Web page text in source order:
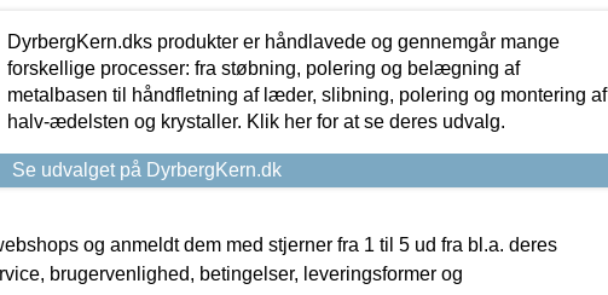
DyrbergKern.dks produkter er håndlavede og gennemgår mange
forskellige processer: fra støbning, polering og belægning af
metalbasen til håndfletning af læder, slibning, polering og montering af
halv-ædelsten og krystaller. Klik her for at se deres udvalg.
Se udvalget på DyrbergKern.dk
og anmeldt dem med stjerner fra 1 til 5 ud fra bl.a. deres
brugervenlighed, betingelser, leveringsformer og